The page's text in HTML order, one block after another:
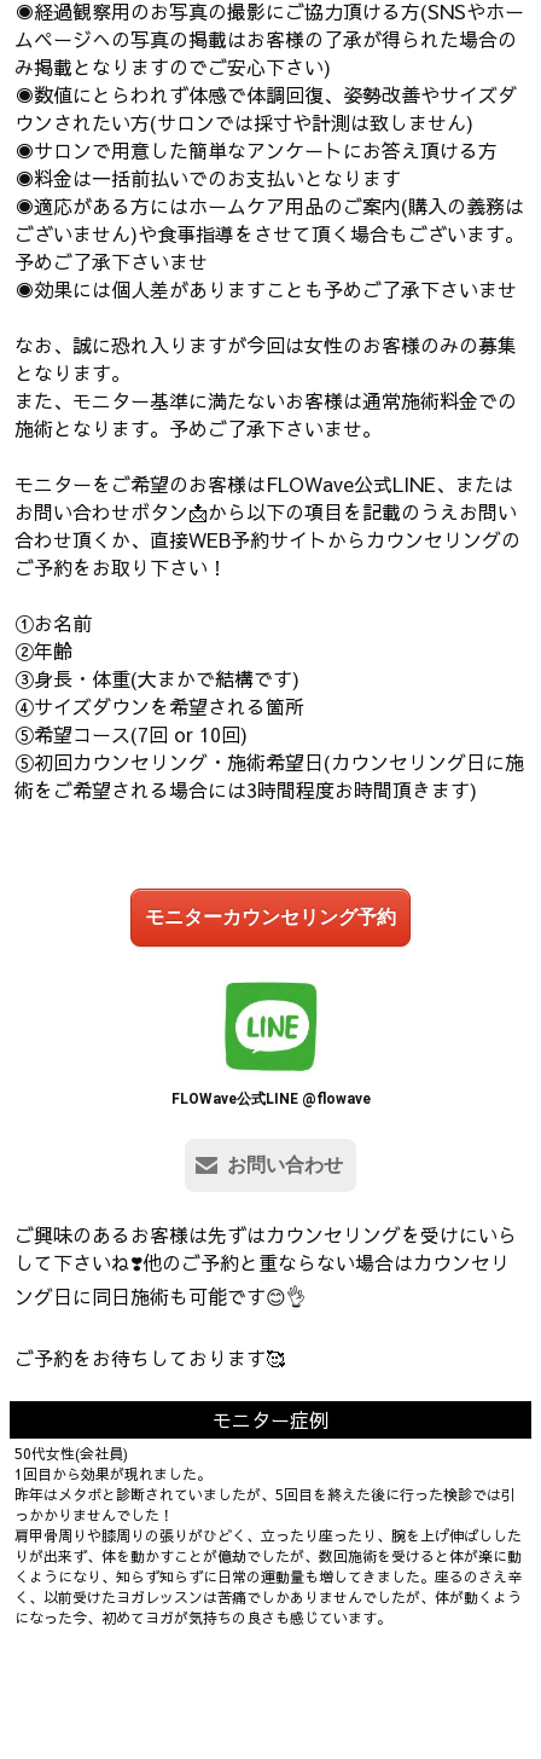
◉経過観察用のお写真の撮影にご協力頂ける方(SNSやホー
ムページへの写真の掲載はお客様の了承が得られた場合の
み掲載となりますのでご安心下さい)
◉数値にとらわれず体感で体調回復、姿勢改善やサイズダ
ウンされたい方(サロンでは採寸や計測は致しません)
◉サロンで用意した簡単なアンケートにお答え頂ける方
◉料金は一括前払いでのお支払いとなります
◉適応がある方にはホームケア用品のご案内(購入の義務は
ございません)や食事指導をさせて頂く場合もございます。
予めご了承下さいませ
◉効果には個人差がありますことも予めご了承下さいませ
なお、誠に恐れ入りますが今回は女性のお客様のみの募集
となります。
また、モニター基準に満たないお客様は通常施術料金での
施術となります。予めご了承下さいませ。
モニターをご希望のお客様はFLOWave公式LINE、または
お問い合わせボタン📩から以下の項目を記載のうえお問い
合わせ頂くか、直接WEB予約サイトからカウンセリングの
ご予約をお取り下さい！
①お名前
②年齢
③身長・体重(大まかで結構です)
④サイズダウンを希望される箇所
⑤希望コース(7回 or 10回)
⑤初回カウンセリング・施術希望日(カウンセリング日に施
術をご希望される場合には3時間程度お時間頂きます)
モニターカウンセリング予約
FLOWave公式LINE @flowave
お問い合わせ
ご興味のあるお客様は先ずはカウンセリングを受けにいら
して下さいね❣️他のご予約と重ならない場合はカウンセリ
ング日に同日施術も可能です😊👌
ご予約をお待ちしております🥰
モニター症例
50代女性(会社員)
1回目から効果が現れました。
昨年はメタボと診断されていましたが、5回目を終えた後に行った検診では引
っかかりませんでした！
肩甲骨周りや膝周りの張りがひどく、立ったり座ったり、腕を上げ伸ばしした
りが出来ず、体を動かすことが億劫でしたが、数回施術を受けると体が楽に動
くようになり、知らず知らずに日常の運動量も増してきました。座るのさえ辛
く、以前受けたヨガレッスンは苦痛でしかありませんでしたが、体が動くよう
になった今、初めてヨガが気持ちの良さも感じています。